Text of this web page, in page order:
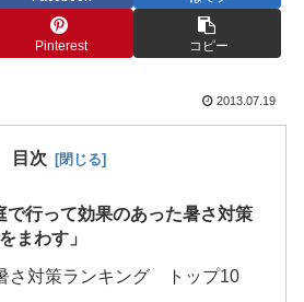
Pinterest コピー
2013.07.19
目次
で行って効果のあった暑さ対策
まわす」
さ対策ランキング トップ10